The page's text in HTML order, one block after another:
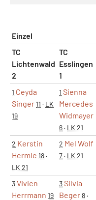
Einzel
TC
Lichtenwald
2
TC
Esslingen
1
1 Ceyda
Singer11 · LK
19
1 Sienna
Mercedes
Widmayer
6· LK 21
2 Kerstin
Hermle 18·
LK 21
2 Mel Wolf
7· LK 21
3Vivien
Herrmann 19
3Silvia
Beger8·